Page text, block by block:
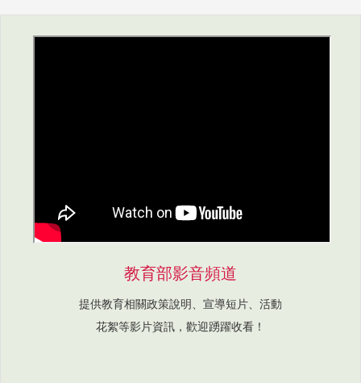
教育部影音頻道
提供教育相關政策說明、宣導短片、活動
花絮等影片資訊，歡迎踴躍收看！